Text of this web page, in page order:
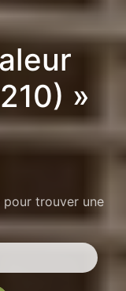
»
trouver une